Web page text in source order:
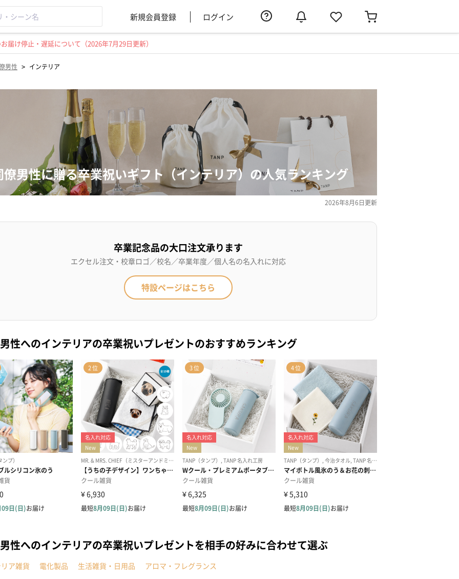
新規会員登録 ログイン
け停止・遅延について（2026年7月29日更新）
男性 > インテリア
僚男性に贈る卒業祝いギフト（インテリア）の人気ランキング
2026年8月6日更新
卒業記念品の大口注文承ります
エクセル注文・校章ロゴ／校名／卒業年度／個人名の名入れに対応
特設ページはこちら
性へのインテリアの卒業祝いプレゼントのおすすめランキング
性へのインテリアの卒業祝いプレゼントを相手の好みに合わせて選ぶ
ア雑貨 電化製品 生活雑貨・日用品 アロマ・フレグランス